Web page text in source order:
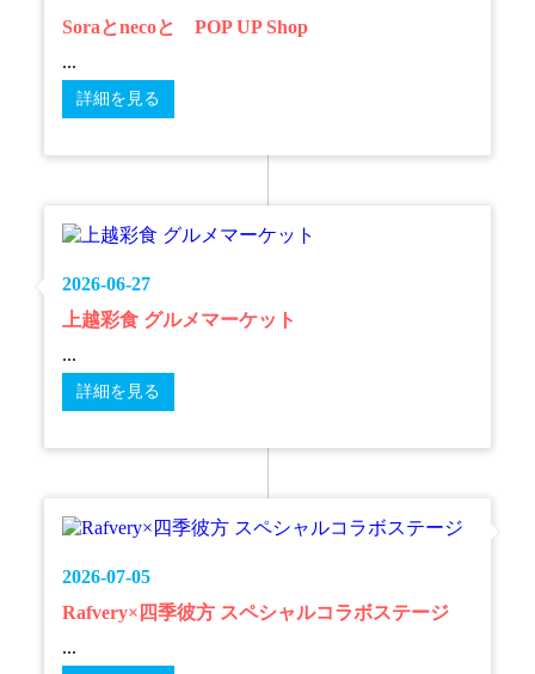
Soraとnecoと POP UP Shop
...
詳細を見る
2026-06-27
上越彩食 グルメマーケット
...
詳細を見る
2026-07-05
Rafvery×四季彼方 スペシャルコラボステージ
...